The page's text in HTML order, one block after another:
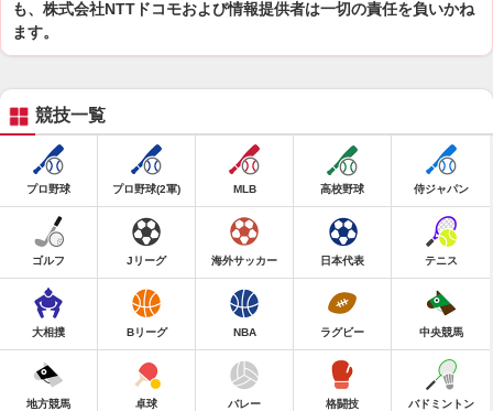
も、株式会社NTTドコモおよび情報提供者は一切の責任を負いかね
ます。
競技一覧
プロ野球 プロ野球(2軍) MLB 高校野球 侍ジャパン
ゴルフ Jリーグ 海外サッカー 日本代表 テニス
大相撲 Bリーグ NBA ラグビー 中央競馬
地方競馬 卓球 バレー 格闘技 バドミントン